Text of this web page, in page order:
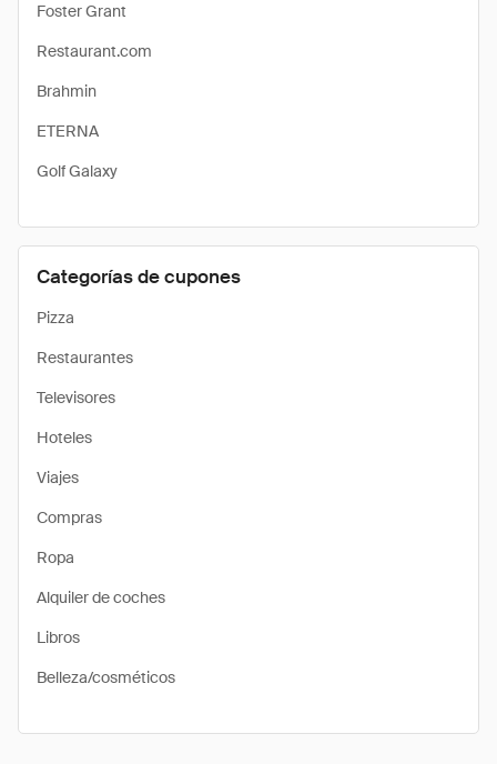
Foster Grant
Restaurant.com
Brahmin
ETERNA
Golf Galaxy
Categorías de cupones
Pizza
Restaurantes
Televisores
Hoteles
Viajes
Compras
Ropa
Alquiler de coches
Libros
Belleza/cosméticos